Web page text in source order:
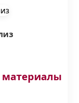
материалы